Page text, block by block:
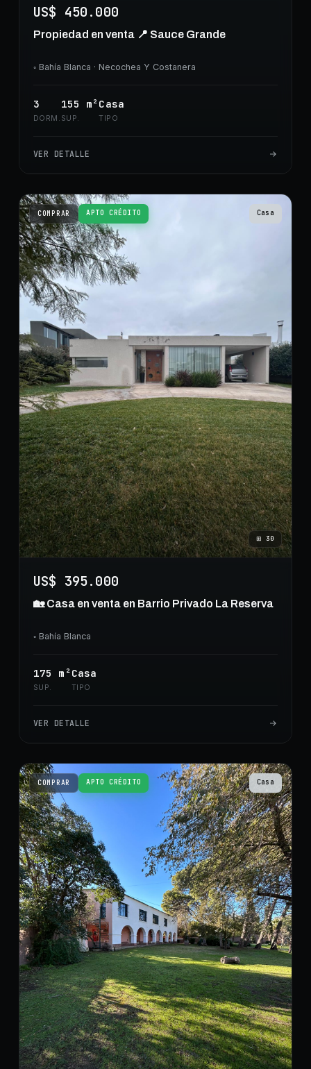
US$ 450.000
Propiedad en venta 📍 Sauce Grande
◦ Bahía Blanca · Necochea Y Costanera
3
DORM.
155 m²
SUP.
Casa
TIPO
VER DETALLE
COMPRAR APTO CRÉDITO Casa
⊞30
US$ 395.000
🏡 Casa en venta en Barrio Privado La Reserva
◦ Bahía Blanca
175 m²
SUP.
Casa
TIPO
VER DETALLE
COMPRAR APTO CRÉDITO Casa